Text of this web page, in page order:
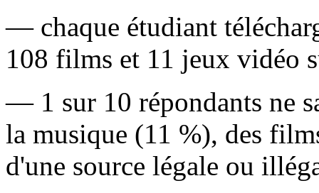
— chaque étudiant
108 films et 11 jeux vidéo
— 1 sur 10 répondants ne
la musique (11 %), des
d'une source légale ou